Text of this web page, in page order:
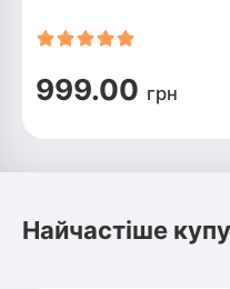
999.00 грн
Найчастіше